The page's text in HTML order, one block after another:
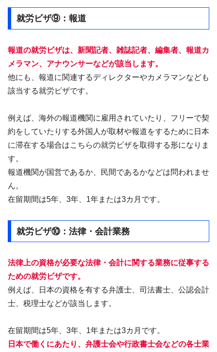
就労ビザ⑨：報道
報道の就労ビザは、新聞記者、雑誌記者、編集者、報道カ
メラマン、アナウンサーなどが該当します。
他にも、報道に関連するディレクターやカメラマンなども
該当する就労ビザです。
例えば、海外の報道機関に雇用されていたり、フリーで契
約をしていたりする外国人が取材や報道をするために日本
に滞在する場合はこちらの就労ビザを取得する形になりま
す。
報道機関が国営であるか、民間であるかなどは問われませ
ん。
在留期間は5年、3年、1年または3カ月です。
就労ビザ⑩：法律・会計業務
法律上の資格が必要な法律・会計に関する業務に従事する
ための就労ビザです。
例えば、日本の資格を有する弁護士、司法書士、公認会計
士、税理士などが該当します。
在留期間は5年、3年、1年または3カ月です。
日本で働くにあたり、弁護士会や行政書士会などの各士業